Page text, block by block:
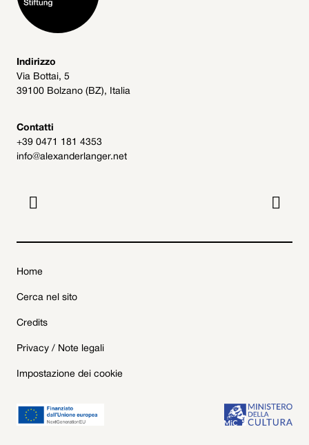
Indirizzo
Via Bottai, 5
39100 Bolzano (BZ), Italia
Contatti
+39 0471 181 4353
info@alexanderlanger.net
 
Home
Cerca nel sito
Credits
Privacy / Note legali
Impostazione dei cookie